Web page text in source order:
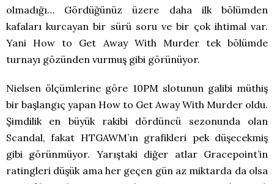
olmadığı… Gördüğünüz üzere daha ilk bölümden
kafaları kurcayan bir sürü soru ve bir çok ihtimal var.
Yani How to Get Away With Murder tek bölümde
turnayı gözünden vurmuş gibi görünüyor.
Nielsen ölçümlerine göre 10PM slotunun galibi müthiş
bir başlangıç yapan How to Get Away With Murder oldu.
Şimdilik en büyük rakibi dördüncü sezonunda olan
Scandal, fakat HTGAWM’ın grafikleri pek düşecekmiş
gibi görünmüyor. Yarıştaki diğer atlar Gracepoint’in
ratingleri düşük ama her geçen gün az miktarda da olsa